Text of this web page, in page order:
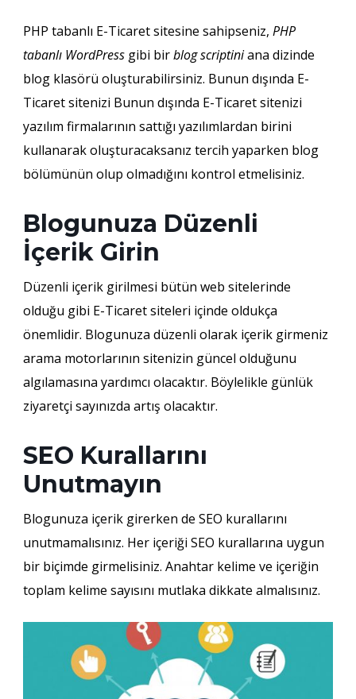
PHP tabanlı E-Ticaret sitesine sahipseniz, PHP
tabanlı WordPressgibi birblog scriptiniana dizinde
blog klasörü oluşturabilirsiniz. Bunun dışında E-
Ticaret sitenizi Bunun dışında E-Ticaret sitenizi
yazılım firmalarının sattığı yazılımlardan birini
kullanarak oluşturacaksanız tercih yaparken blog
bölümünün olup olmadığını kontrol etmelisiniz.
Blogunuza Düzenli
İçerik Girin
Düzenli içerik girilmesi bütün web sitelerinde
olduğu gibi E-Ticaret siteleri içinde oldukça
önemlidir. Blogunuza düzenli olarak içerik girmeniz
arama motorlarının sitenizin güncel olduğunu
algılamasına yardımcı olacaktır. Böylelikle günlük
ziyaretçi sayınızda artış olacaktır.
SEO Kurallarını
Unutmayın
Blogunuza içerik girerken de SEO kurallarını
unutmamalısınız. Her içeriği SEO kurallarına uygun
bir biçimde girmelisiniz. Anahtar kelime ve içeriğin
toplam kelime sayısını mutlaka dikkate almalısınız.